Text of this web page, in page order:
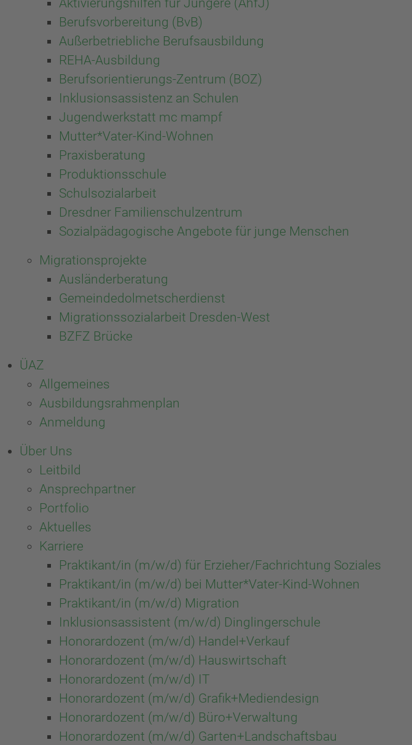
Aktivierungshilfen für Jüngere (AhfJ)
Berufsvorbereitung (BvB)
Außerbetriebliche Berufsausbildung
REHA-Ausbildung
Berufsorientierungs-Zentrum (BOZ)
Inklusionsassistenz an Schulen
Jugendwerkstatt mc mampf
Mutter*Vater-Kind-Wohnen
Praxisberatung
Produktionsschule
Schulsozialarbeit
Dresdner Familienschulzentrum
Sozialpädagogische Angebote für junge Menschen
Migrationsprojekte
Ausländerberatung
Gemeindedolmetscherdienst
Migrationssozialarbeit Dresden-West
BZFZ Brücke
ÜAZ
Allgemeines
Ausbildungsrahmenplan
Anmeldung
Über Uns
Leitbild
Ansprechpartner
Portfolio
Aktuelles
Karriere
Praktikant/in (m/w/d) für Erzieher/Fachrichtung Soziales
Praktikant/in (m/w/d) bei Mutter*Vater-Kind-Wohnen
Praktikant/in (m/w/d) Migration
Inklusionsassistent (m/w/d) Dinglingerschule
Honorardozent (m/w/d) Handel+Verkauf
Honorardozent (m/w/d) Hauswirtschaft
Honorardozent (m/w/d) IT
Honorardozent (m/w/d) Grafik+Mediendesign
Honorardozent (m/w/d) Büro+Verwaltung
Honorardozent (m/w/d) Garten+Landschaftsbau